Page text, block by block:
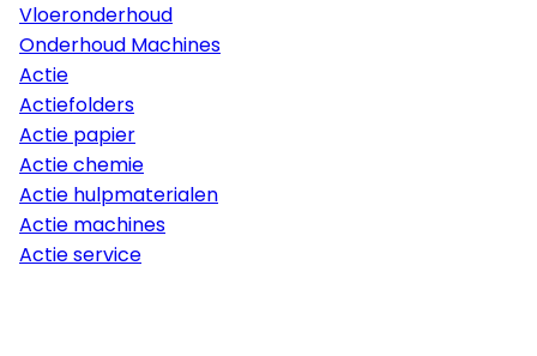
Vloeronderhoud
Onderhoud Machines
Actie
Actiefolders
Actie papier
Actie chemie
Actie hulpmaterialen
Actie machines
Actie service